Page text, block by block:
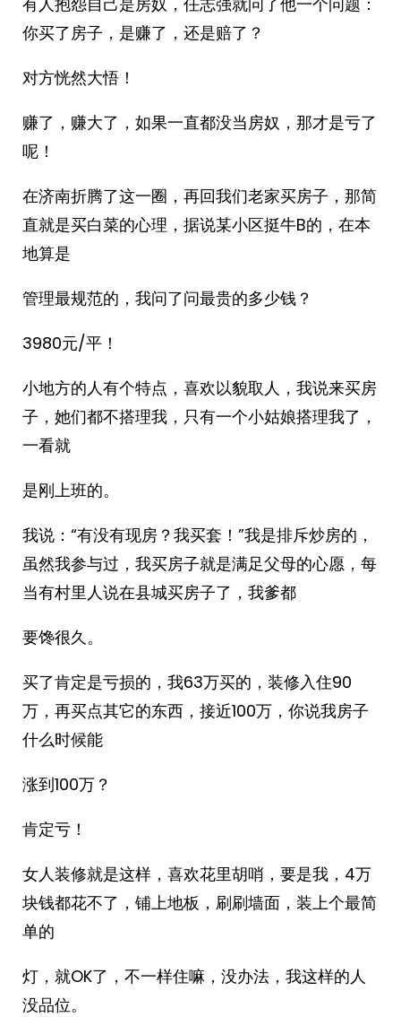
你买了房子，是赚了，还是赔了？
对方恍然大悟！
赚了，赚大了，如果一直都没当房奴，那才是亏了
呢！
在济南折腾了这一圈，再回我们老家买房子，那简
直就是买白菜的心理，据说某小区挺牛B的，在本
地算是
管理最规范的，我问了问最贵的多少钱？
3980元/平！
小地方的人有个特点，喜欢以貌取人，我说来买房
子，她们都不搭理我，只有一个小姑娘搭理我了，
一看就
是刚上班的。
我说：“有没有现房？我买套！”我是排斥炒房的，
虽然我参与过，我买房子就是满足父母的心愿，每
当有村里人说在县城买房子了，我爹都
要馋很久。
买了肯定是亏损的，我63万买的，装修入住90
万，再买点其它的东西，接近100万，你说我房子
什么时候能
涨到100万？
肯定亏！
女人装修就是这样，喜欢花里胡哨，要是我，4万
块钱都花不了，铺上地板，刷刷墙面，装上个最简
单的
灯，就OK了，不一样住嘛，没办法，我这样的人
没品位。